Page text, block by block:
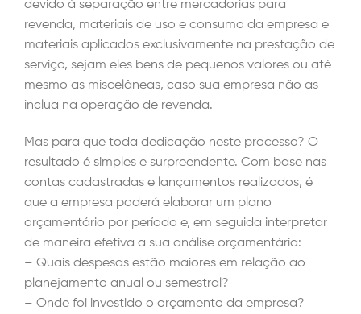
devido à separação entre mercadorias para
revenda, materiais de uso e consumo da empresa e
materiais aplicados exclusivamente na prestação de
serviço, sejam eles bens de pequenos valores ou até
mesmo as miscelâneas, caso sua empresa não as
inclua na operação de revenda.
Mas para que toda dedicação neste processo? O
resultado é simples e surpreendente. Com base nas
contas cadastradas e lançamentos realizados, é
que a empresa poderá elaborar um plano
orçamentário por período e, em seguida interpretar
de maneira efetiva a sua análise orçamentária:
– Quais despesas estão maiores em relação ao
planejamento anual ou semestral?
– Onde foi investido o orçamento da empresa?